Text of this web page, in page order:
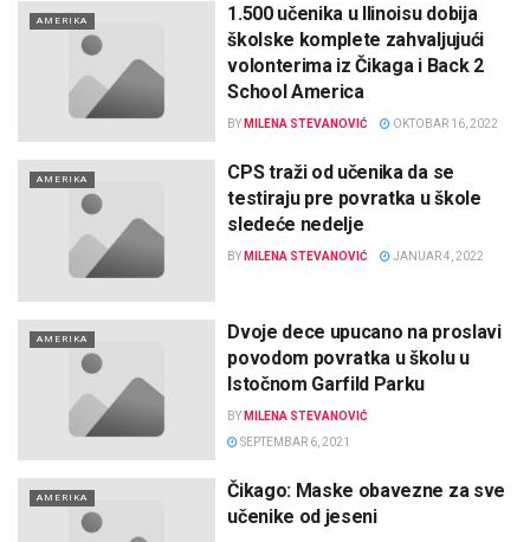
AMERIKA
1.500 učenika u Ilinoisu dobija
školske komplete zahvaljujući
volonterima iz Čikaga i Back 2
School America
BY MILENA STEVANOVIĆ OKTOBAR 16, 2022
AMERIKA
CPS traži od učenika da se
testiraju pre povratka u škole
sledeće nedelje
BY MILENA STEVANOVIĆ JANUAR 4, 2022
AMERIKA
Dvoje dece upucano na proslavi
povodom povratka u školu u
Istočnom Garfild Parku
BY MILENA STEVANOVIĆ
SEPTEMBAR 6, 2021
AMERIKA
Čikago: Maske obavezne za sve
učenike od jeseni